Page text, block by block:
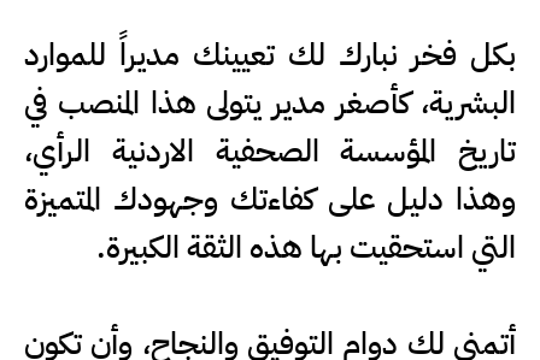
بكل فخر نبارك لك تعيينك مديراً للموارد
البشرية، كأصغر مدير يتولى هذا المنصب في
تاريخ المؤسسة الصحفية الاردنية الرأي،
وهذا دليل على كفاءتك وجهودك المتميزة
التي استحقيت بها هذه الثقة الكبيرة.
أتمنى لك دوام التوفيق والنجاح، وأن تكون